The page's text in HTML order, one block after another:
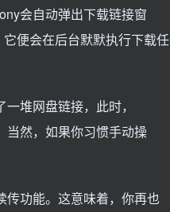
会自动弹出下载链接窗
便会在后台默默执行下载任
堆网盘链接，此时，
当然，如果你习惯手动操
功能。这意味着，你再也